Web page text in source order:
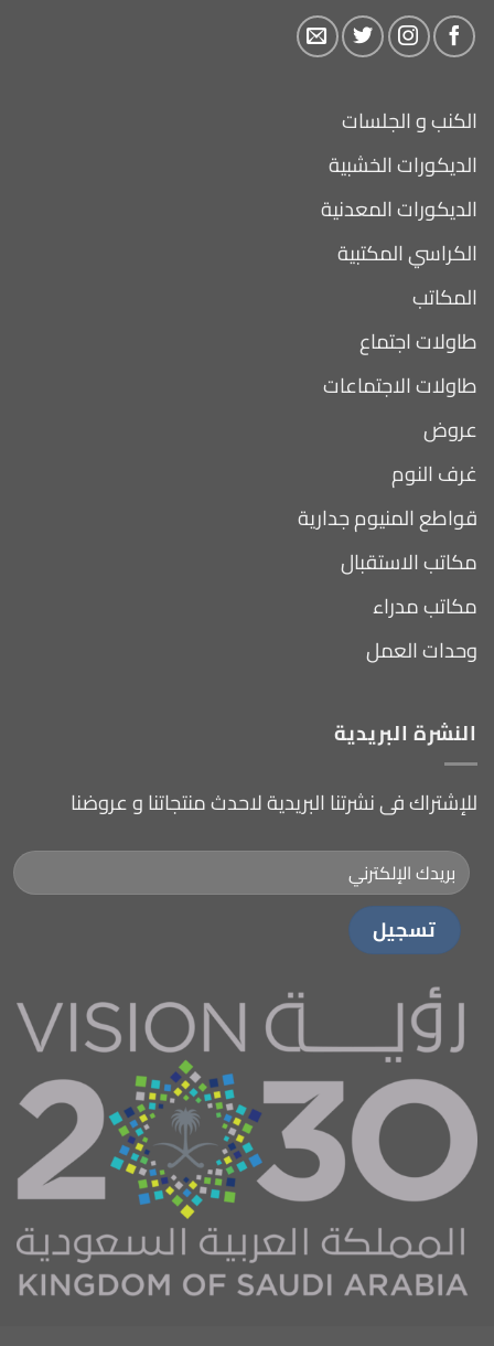
الكنب و الجلسات
الديكورات الخشبية
الديكورات المعدنية
الكراسي المكتبية
المكاتب
طاولات اجتماع
طاولات الاجتماعات
عروض
غرف النوم
قواطع المنيوم جدارية
مكاتب الاستقبال
مكاتب مدراء
وحدات العمل
النشرة البريدية
للإشتراك فى نشرتنا البريدية لاحدث منتجاتنا و عروضنا